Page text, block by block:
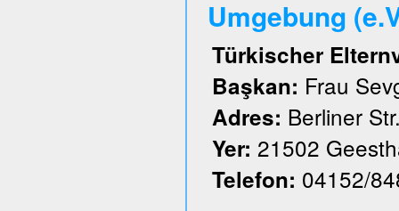
Umgebung
Türkischer
Başkan: Frau
Adres: Berliner
Yer: 21502
Telefon: 04152/